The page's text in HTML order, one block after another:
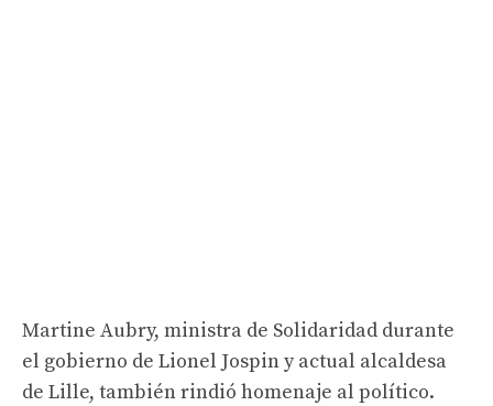
Martine Aubry, ministra de Solidaridad durante
el gobierno de Lionel Jospin y actual alcaldesa
de Lille, también rindió homenaje al político.